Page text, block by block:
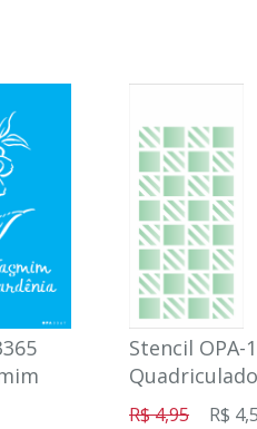
Stencil OPA-
R$ 4,95 R$